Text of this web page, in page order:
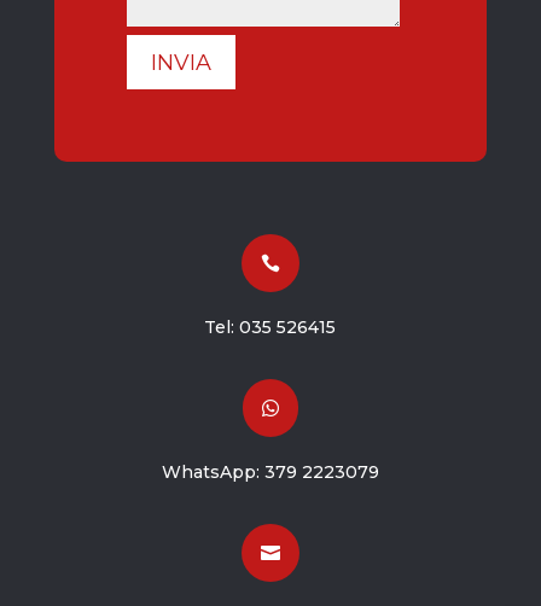
INVIA

Tel:035 526415

WhatsApp: 379 2223079
